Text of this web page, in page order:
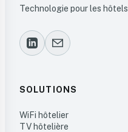
Technologie pour les hôtels
SOLUTIONS
WiFi hôtelier
TV hôtelière